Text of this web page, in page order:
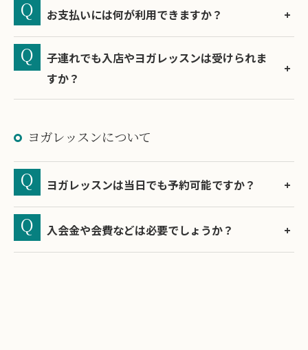
お支払いには何が利用できますか？
子連れでも入店やヨガレッスンは受けられま
すか？
ヨガレッスンについて
ヨガレッスンは当日でも予約可能ですか？
入会金や会費などは必要でしょうか？